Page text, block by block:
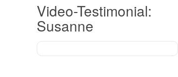
Video-Testimonial:
Susanne